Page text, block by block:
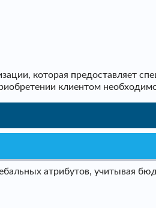
которая предоставляет
клиентом
атрибутов, учитывая